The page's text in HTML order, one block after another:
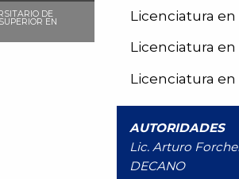
DE
EN
Licenciatura
Licenciatura
Licenciatura en
AUTORIDADES
Lic. Arturo
DECANO